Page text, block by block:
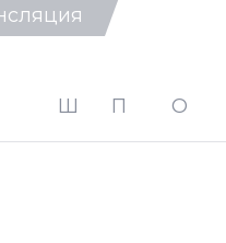
таблице
Ш П О